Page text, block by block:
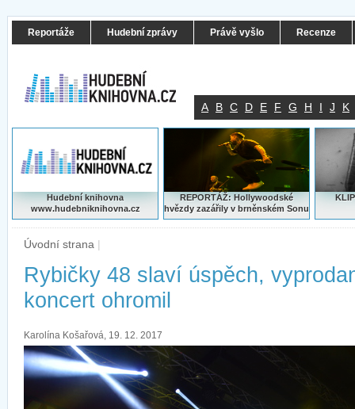
Reportáže Hudební zprávy Právě vyšlo Recenze
A B C D E F G H I J K
Hudební knihovna
www.hudebniknihovna.cz
REPORTÁŽ: Hollywoodské
hvězdy zazářily v brněnském Sonu
Úvodní strana |
Rybičky 48 slaví úspěch,
koncert ohromil
Karolína Košařová, 19. 12. 2017